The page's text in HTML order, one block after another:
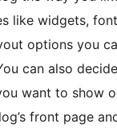
like widgets,
options you
can also
want to show
front page